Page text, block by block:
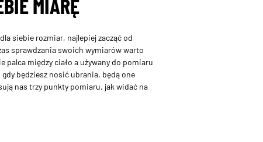
MIARĘ
siebie rozmiar, najlepiej zacząć od
sprawdzania swoich wymiarów warto
palca między ciało a używany do pomiaru
będziesz nosić ubrania, będą one
nas trzy punkty pomiaru, jak widać na